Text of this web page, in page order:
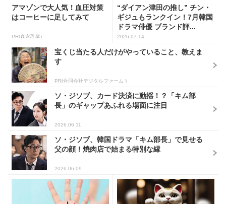
アマゾンで大人気！血圧対策
はコーヒーに足してみて
PR(森永乳業)
“ダイアン津田の推し” チン・
ギジュもランクイン！7月韓国
ドラマ俳優 ブランド評...
2026.07.14
宝くじ当たる人だけがやっていること、教えま
す
PR(合同会社デジタルファーム )
ソ・ジソブ、カード決済に動揺！？「キム部
長」のギャップあふれる場面に注目
2026.06.11
ソ・ジソブ、韓国ドラマ「キム部長」で見せる
父の顔！焼肉店で始まる特別な縁
2026.06.09